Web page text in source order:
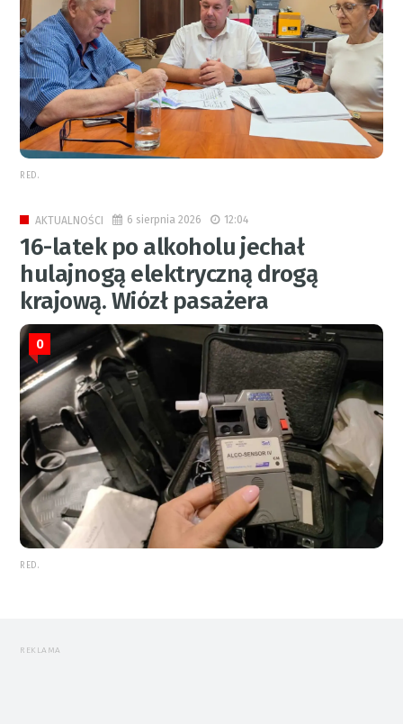
RED.
AKTUALNOŚCI 6 sierpnia 2026 12:04
16-latek po alkoholu jechał
hulajnogą elektryczną drogą
krajową. Wiózł pasażera
0
RED.
REKLAMA